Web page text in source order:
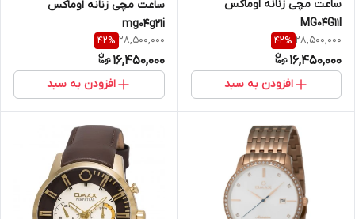
ساعت مچی زنانه اوماکس
MG04G11I
28,500,000
42%
16,450,000
افزودن به سبد
ساعت مچی زنانه اوماکس
mg04g21i
28,500,000
42%
16,450,000
افزودن به سبد